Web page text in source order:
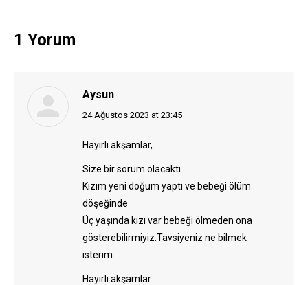
1 Yorum
Aysun
says:
24 Ağustos 2023 at 23:45
Hayırlı akşamlar,
Size bir sorum olacaktı.
Kızım yeni doğum yaptı ve bebeği ölüm
döşeğinde
Üç yaşında kızı var bebeği ölmeden ona
gösterebilirmiyiz.Tavsiyeniz ne bilmek
isterim.
Hayırlı akşamlar